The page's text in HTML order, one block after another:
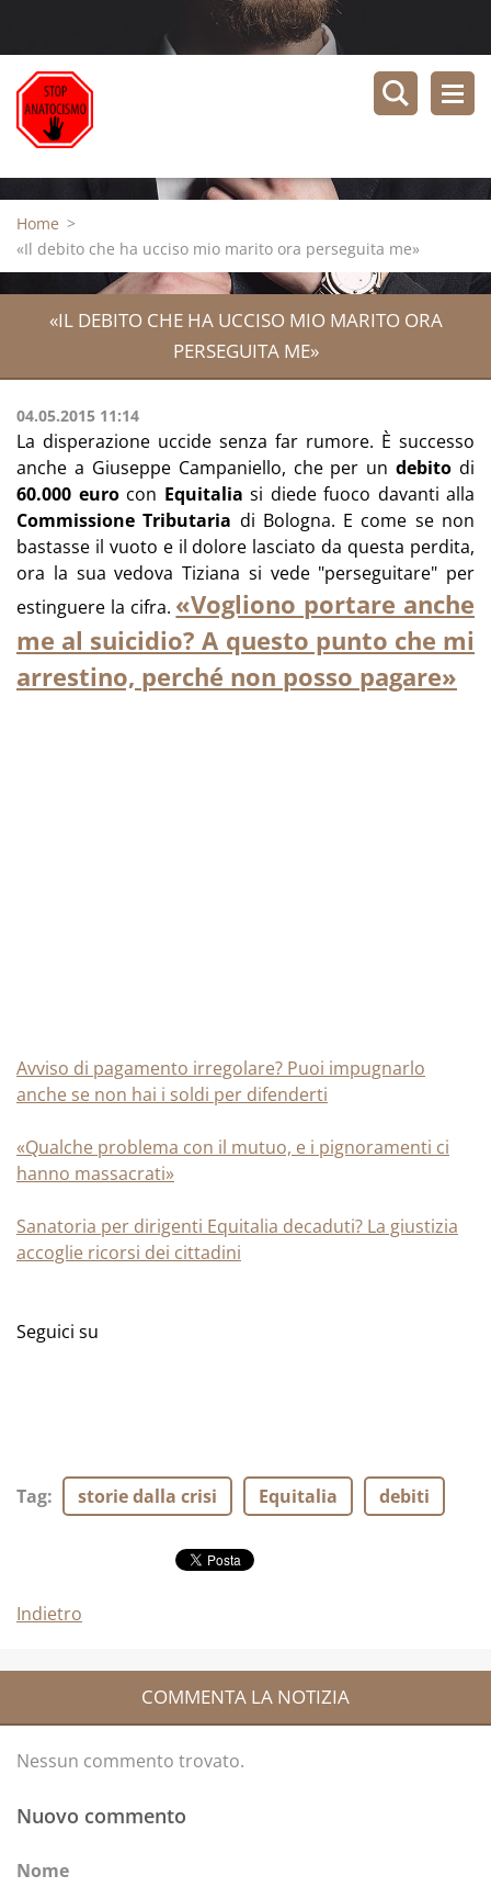
Home >
«Il debito che ha ucciso mio marito ora perseguita me»
«IL DEBITO CHE HA UCCISO MIO MARITO ORA
PERSEGUITA ME»
04.05.2015 11:14
La disperazione uccide senza far rumore. È successo
anche a Giuseppe Campaniello, che per undebito di
60.000 eurocon Equitalia si diede fuoco davanti alla
Commissione Tributaria di Bologna. E come se non
bastasse il vuoto e il dolore lasciato da questa perdita,
ora la sua vedova Tiziana si vede "perseguitare" per
estinguere la cifra. «Vogliono portare anche
me al suicidio? A questo punto che mi
arrestino, perché non posso pagare»
Avviso di pagamento irregolare? Puoi impugnarlo
anche se non hai i soldi per difenderti
«Qualche problema con il mutuo, e i pignoramenti ci
hanno massacrati»
Sanatoria per dirigenti Equitalia decaduti? La giustizia
accoglie ricorsi dei cittadini
Seguici su
Tag: storie dalla crisi Equitalia debiti
Indietro
COMMENTA LA NOTIZIA
Nessun commento trovato.
Nuovo commento
Nome